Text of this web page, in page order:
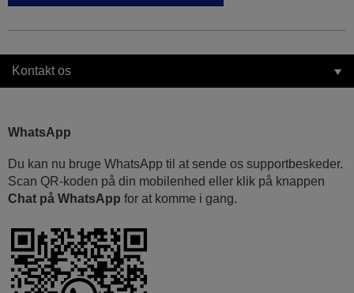
Kontakt os
WhatsApp
Du kan nu bruge WhatsApp til at sende os supportbeskeder.
Scan QR-koden på din mobilenhed eller klik på knappen
Chat på WhatsApp for at komme i gang.